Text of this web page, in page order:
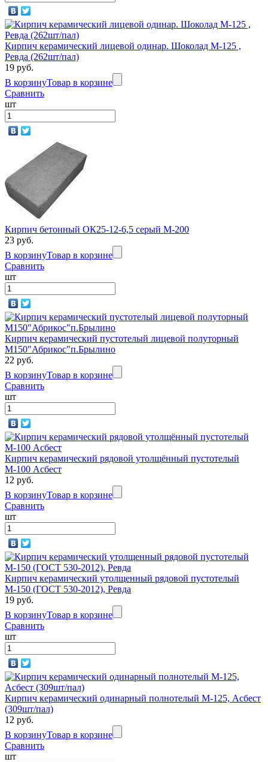
Кирпич керамический лицевой одинар. Шоколад М-125 ,
Ревда (262шт/пал)
19 руб.
В корзинуТовар в корзине
Сравнить
шт
Кирпич бетонный ОК25-12-6,5 серый М-200
23 руб.
В корзинуТовар в корзине
Сравнить
шт
Кирпич керамический пустотелый лицевой полуторный
М150"Абрикос"п.Брылино
22 руб.
В корзинуТовар в корзине
Сравнить
шт
Кирпич керамический рядовой утолщённый пустотелый
М-100 Асбест
12 руб.
В корзинуТовар в корзине
Сравнить
шт
Кирпич керамический утолщенный рядовой пустотелый
М-150 (ГОСТ 530-2012), Ревда
19 руб.
В корзинуТовар в корзине
Сравнить
шт
Кирпич керамический одинарный полнотелый М-125, Асбест
(309шт/пал)
12 руб.
В корзинуТовар в корзине
Сравнить
шт